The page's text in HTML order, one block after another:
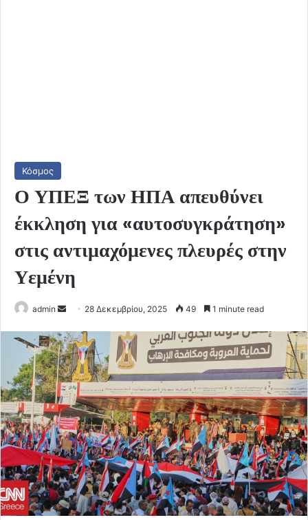
Κόσμος
Ο ΥΠΕΞ των ΗΠΑ απευθύνει
έκκληση για «αυτοσυγκράτηση»
στις αντιμαχόμενες πλευρές στην
Υεμένη
admin
Send
email
28 Δεκεμβρίου, 2025 49 1 minute read